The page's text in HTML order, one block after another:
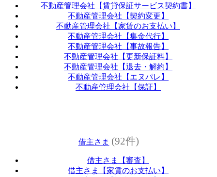
不動産管理会社【賃貸保証サービス契約書】
不動産管理会社【契約変更】
不動産管理会社【家賃のお支払い】
不動産管理会社【集金代行】
不動産管理会社【事故報告】
不動産管理会社【更新保証料】
不動産管理会社【退去・解約】
不動産管理会社【エヌパレ】
不動産管理会社【保証】
借主さま (92件)
借主さま【審査】
借主さま【家賃のお支払い】